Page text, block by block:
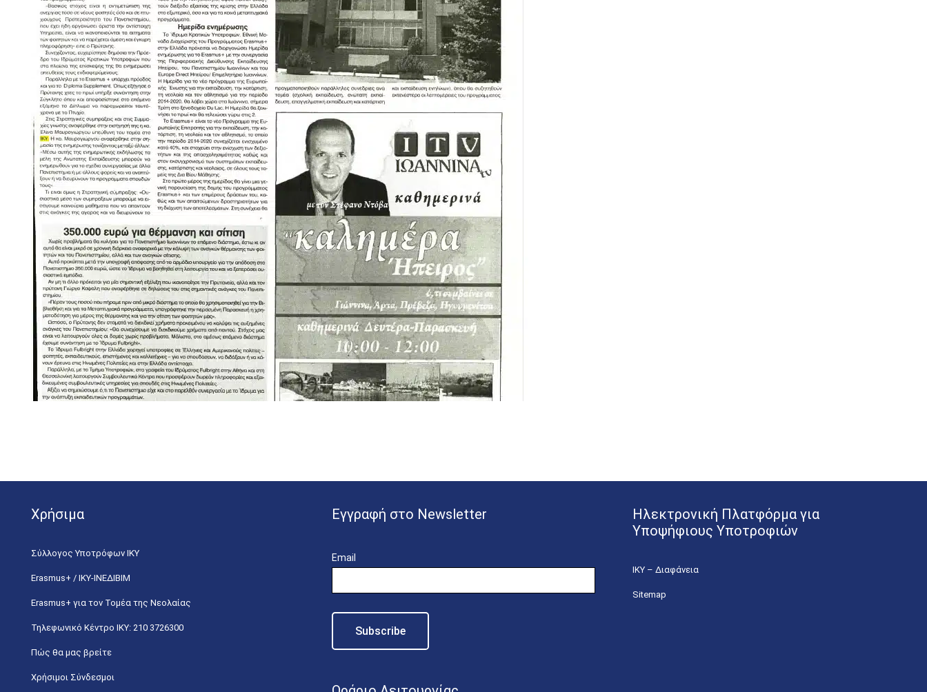
Χρήσιμα
Σύλλογος Υποτρόφων ΙΚΥ
Erasmus+ / ΙΚΥ-ΙΝΕΔΙΒΙΜ
Erasmus+ για τον Τομέα της Νεολαίας
Τηλεφωνικό Κέντρο IKY: 210 3726300
Πώς θα μας βρείτε
Χρήσιμοι Σύνδεσμοι
Εγγραφή στο Newsletter
Email
Ηλεκτρονική Πλατφόρμα για
Υποψήφιους Υποτροφιών
ΙΚΥ – Διαφάνεια
Sitemap